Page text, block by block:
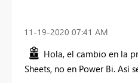
‎11-19-2020 07:41 AM
Hola, el cambio en la
Sheets, no en Power Bi. Así